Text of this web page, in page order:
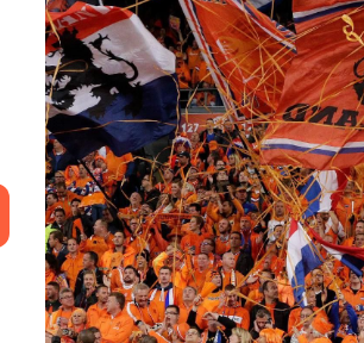
van
Abonneer
op
onze
nieuwsbrief